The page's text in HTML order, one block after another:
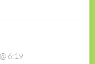
6:19